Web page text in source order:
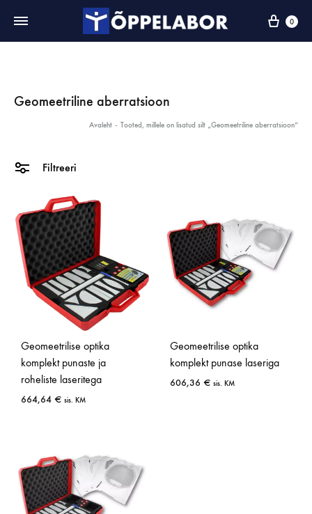
0
Geomeetriline aberratsioon
Avaleht - Tooted, millele on lisatud silt „Geomeetriline aberratsioon“
Filtreeri
Geomeetrilise optika
komplekt punaste ja
roheliste laseritega
664,64 € sis. KM
Geomeetrilise optika
komplekt punase laseriga
606,36 € sis. KM